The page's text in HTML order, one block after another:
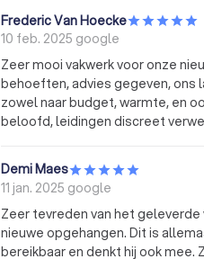
ketel al komen installeren. Dit
proper achtergelaten en heeft
service zeker aan! Als de ketel
terug naar Bugabel! :)
Frederic Van Hoecke
10 feb. 2025 google
Zeer mooi vakwerk voor onze
behoeften, advies gegeven, ons
zowel naar budget, warmte, en
beloofd, leidingen discreet
vroeger oud vloersysteem,
een rustige manier wat hij
Demi Maes
11 jan. 2025 google
Zeer tevreden van het
nieuwe opgehangen. Dit is
bereikbaar en denkt hij ook mee.